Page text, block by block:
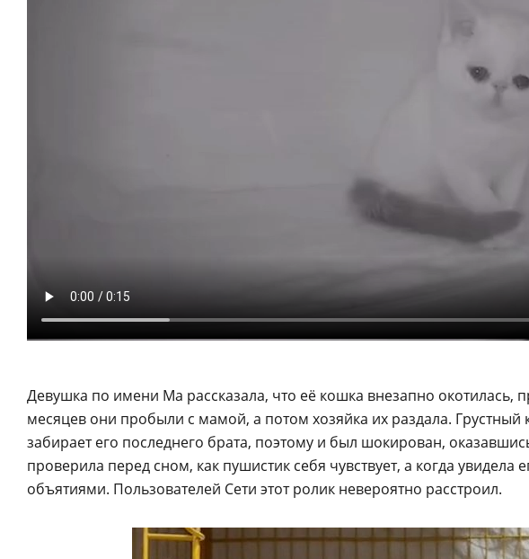
Девушка по имени Ма рассказала, что её кошка внезапно окотилась,
месяцев они пробыли с мамой, а потом хозяйка их раздала. Грустный
забирает его последнего брата, поэтому и был шокирован,
проверила перед сном, как пушистик себя чувствует, а когда увидела
объятиями. Пользователей Сети этот ролик невероятно расстроил.